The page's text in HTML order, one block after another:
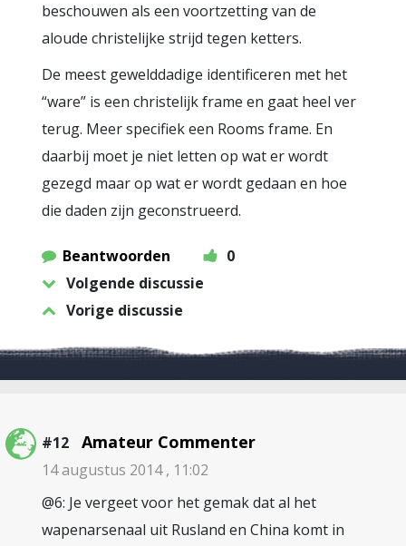
beschouwen als een voortzetting van de
aloude christelijke strijd tegen ketters.
De meest gewelddadige identificeren met het
“ware” is een christelijk frame en gaat heel ver
terug. Meer specifiek een Rooms frame. En
daarbij moet je niet letten op wat er wordt
gezegd maar op wat er wordt gedaan en hoe
die daden zijn geconstrueerd.
Beantwoorden
0
Volgende discussie
Vorige discussie
#12 Amateur Commenter
14 augustus 2014 , 11:02
@6: Je vergeet voor het gemak dat al het
wapenarsenaal uit Rusland en China komt in